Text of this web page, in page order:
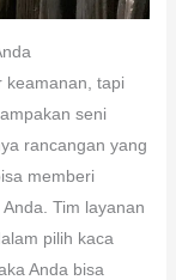
keamanan, tapi
seni
rancangan yang
memberi
Tim layanan
pilih kaca
Anda bisa